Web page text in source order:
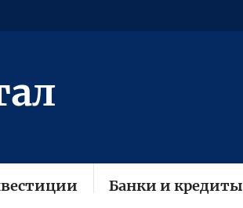
Банки и кредиты